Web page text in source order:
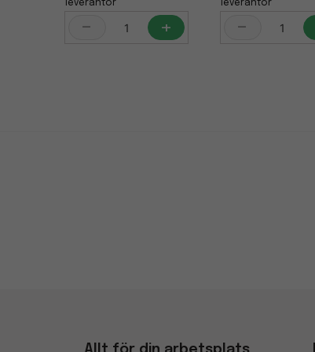
leverantör
- +
leverantör
-